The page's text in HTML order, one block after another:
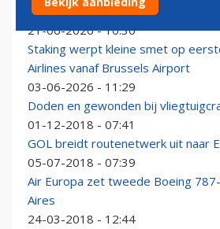
Atlantische Oceaan
21-06-2026 - 10:30
Staking werpt kleine smet op
Airlines vanaf Brussels Airport
03-06-2026 - 11:29
Doden en gewonden bij
01-12-2018 - 07:41
GOL breidt routenetwerk uit naar
05-07-2018 - 07:39
Air Europa zet tweede Boeing
Aires
24-03-2018 - 12:44